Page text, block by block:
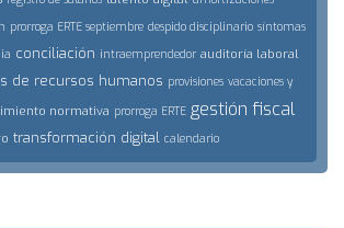
prorroga ERTE septiembre despido disciplinario síntomas
conciliación intraemprendedor auditoría laboral
de recursos humanos provisiones vacaciones y
normativa prorroga ERTE gestión fiscal
transformación digital calendario